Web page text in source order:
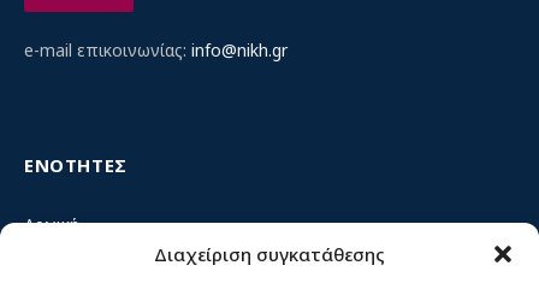
Διαχείριση συγκατάθεσης
e-mail επικοινωνίας: info@nikh.gr
ΕΝΟΤΗΤΕΣ
Αρχική
Κίνημα ΝΙΚΗ – Ποιοι είμαστε, αρχές & δράση